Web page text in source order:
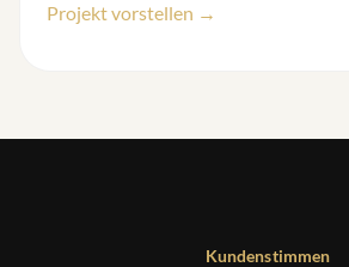
Projekt vorstellen →
Kundenstimmen